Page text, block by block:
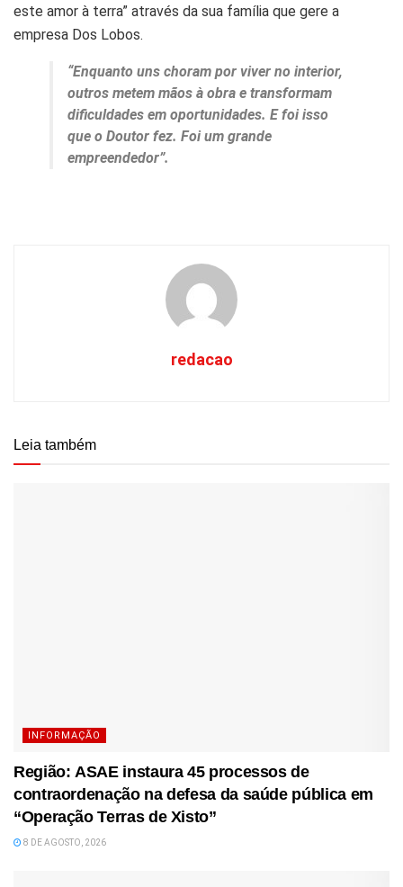
este amor à terra” através da sua família que gere a
empresa Dos Lobos.
“Enquanto uns choram por viver no interior,
outros metem mãos à obra e transformam
dificuldades em oportunidades. E foi isso
que o Doutor fez. Foi um grande
empreendedor”.
redacao
Leia também
INFORMAÇÃO
Região: ASAE instaura 45 processos de
contraordenação na defesa da saúde pública em
“Operação Terras de Xisto”
8 DE AGOSTO, 2026